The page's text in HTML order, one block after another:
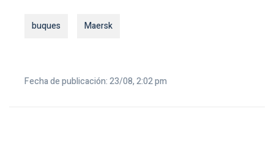
buques Maersk
Fecha de publicación: 23/08, 2:02 pm